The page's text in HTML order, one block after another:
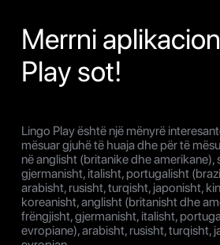
Merrni
Play sot!
Lingo Play është një mënyrë
mësuar gjuhë të huaja dhe për të
në anglisht (britanike dhe amerikane),
gjermanisht, italisht, portugalisht
arabisht, rusisht, turqisht, japonisht,
koreanisht, anglisht (britanisht dhe
frëngjisht, gjermanisht, italisht,
evropiane), arabisht, rusisht, turqisht,